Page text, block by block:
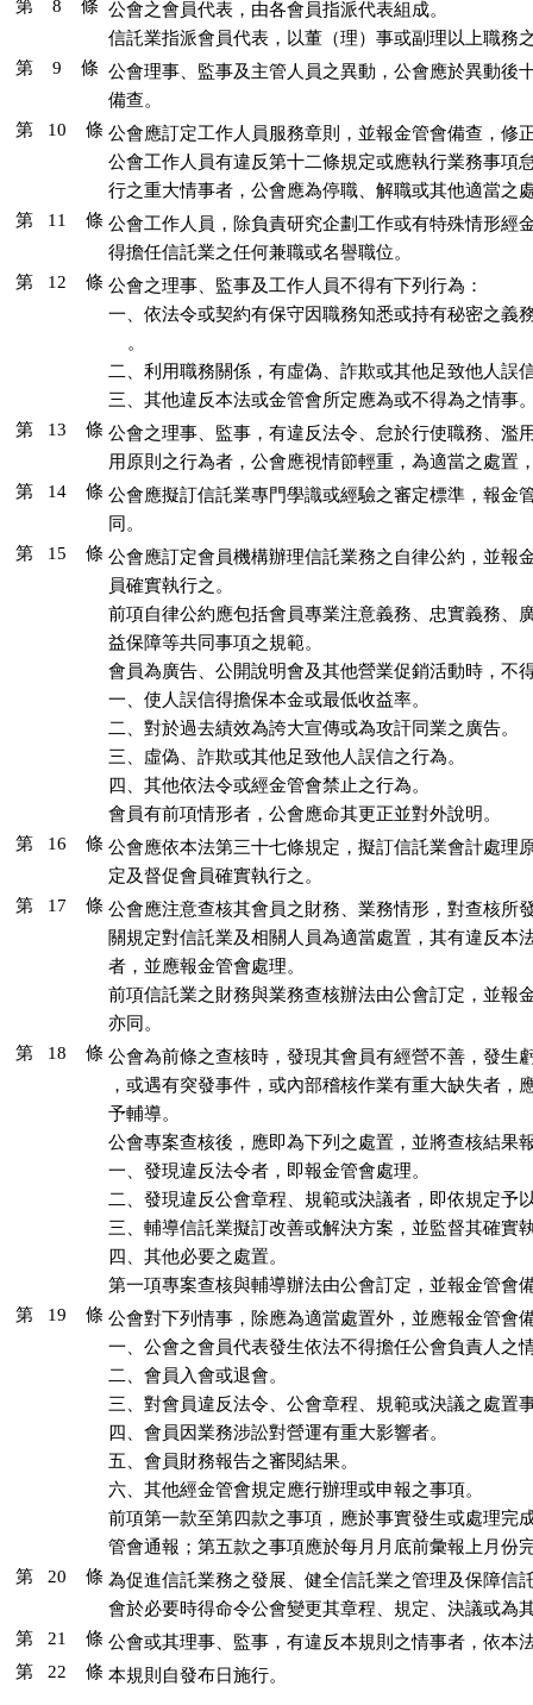
第 8 條 公會之會員代表，由各會員指派代表組成。
信託業指派會員代表，以董（理）事或副理以上職務
第 9 條 公會理事、監事及主管人員之異動，公會應於異動後
備查。
第 10 條 公會應訂定工作人員服務章則，並報金管會備查，修
公會工作人員有違反第十二條規定或應執行業務事項
行之重大情事者，公會應為停職、解職或其他適當之
第 11 條 公會工作人員，除負責研究企劃工作或有特殊情形經
得擔任信託業之任何兼職或名譽職位。
第 12 條 公會之理事、監事及工作人員不得有下列行為：
一、依法令或契約有保守因職務知悉或持有秘密之義
    。
二、利用職務關係，有虛偽、詐欺或其他足致他人誤
三、其他違反本法或金管會所定應為或不得為之情事
第 13 條 公會之理事、監事，有違反法令、怠於行使職務、濫
用原則之行為者，公會應視情節輕重，為適當之處置
第 14 條 公會應擬訂信託業專門學識或經驗之審定標準，報金
同。
第 15 條 公會應訂定會員機構辦理信託業務之自律公約，並報
員確實執行之。
前項自律公約應包括會員專業注意義務、忠實義務、
益保障等共同事項之規範。
會員為廣告、公開說明會及其他營業促銷活動時，不
一、使人誤信得擔保本金或最低收益率。
二、對於過去績效為誇大宣傳或為攻訐同業之廣告。
三、虛偽、詐欺或其他足致他人誤信之行為。
四、其他依法令或經金管會禁止之行為。
會員有前項情形者，公會應命其更正並對外說明。
第 16 條 公會應依本法第三十七條規定，擬訂信託業會計處理
定及督促會員確實執行之。
第 17 條 公會應注意查核其會員之財務、業務情形，對查核所
關規定對信託業及相關人員為適當處置，其有違反本
者，並應報金管會處理。
前項信託業之財務與業務查核辦法由公會訂定，並報
亦同。
第 18 條 公會為前條之查核時，發現其會員有經營不善，發生
，或遇有突發事件，或內部稽核作業有重大缺失者，
予輔導。
公會專案查核後，應即為下列之處置，並將查核結果
一、發現違反法令者，即報金管會處理。
二、發現違反公會章程、規範或決議者，即依規定予
三、輔導信託業擬訂改善或解決方案，並監督其確實
四、其他必要之處置。
第一項專案查核與輔導辦法由公會訂定，並報金管會
第 19 條 公會對下列情事，除應為適當處置外，並應報金管會
一、公會之會員代表發生依法不得擔任公會負責人之
二、會員入會或退會。
三、對會員違反法令、公會章程、規範或決議之處置
四、會員因業務涉訟對營運有重大影響者。
五、會員財務報告之審閱結果。
六、其他經金管會規定應行辦理或申報之事項。
前項第一款至第四款之事項，應於事實發生或處理完
管會通報；第五款之事項應於每月月底前彙報上月份
第 20 條 為促進信託業務之發展、健全信託業之管理及保障信
會於必要時得命令公會變更其章程、規定、決議或為
第 21 條 公會或其理事、監事，有違反本規則之情事者，依本
第 22 條 本規則自發布日施行。